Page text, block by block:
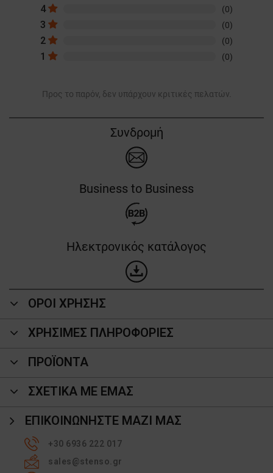
4 (0)
3 (0)
2 (0)
1 (0)
Προς το παρόν, δεν υπάρχουν κριτικές πελατών.
Συνδρομή
Business to Business
Ηλεκτρονικός κατάλογος
ΟΡΟΙ ΧΡΗΣΗΣ
ΧΡΗΣΙΜΕΣ ΠΛΗΡΟΦΟΡΙΕΣ
ΠΡΟΪΌΝΤΑ
ΣΧΕΤΙΚΑ ΜΕ ΕΜΑΣ
ΕΠΙΚΟΙΝΩΝΉΣΤΕ ΜΑΖΊ ΜΑΣ
+30 6936 222 017
sales@stenso.gr